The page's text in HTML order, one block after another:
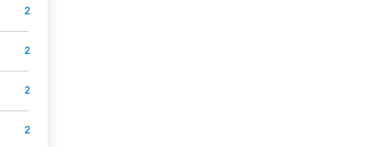
2
2
2
2